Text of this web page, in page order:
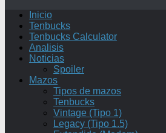
Inicio
Tenbucks
Tenbucks Calculator
Analisis
Noticias
Spoiler
Mazos
Tipos de mazos
Tenbucks
Vintage (Tipo 1)
Legacy (Tipo 1.5)